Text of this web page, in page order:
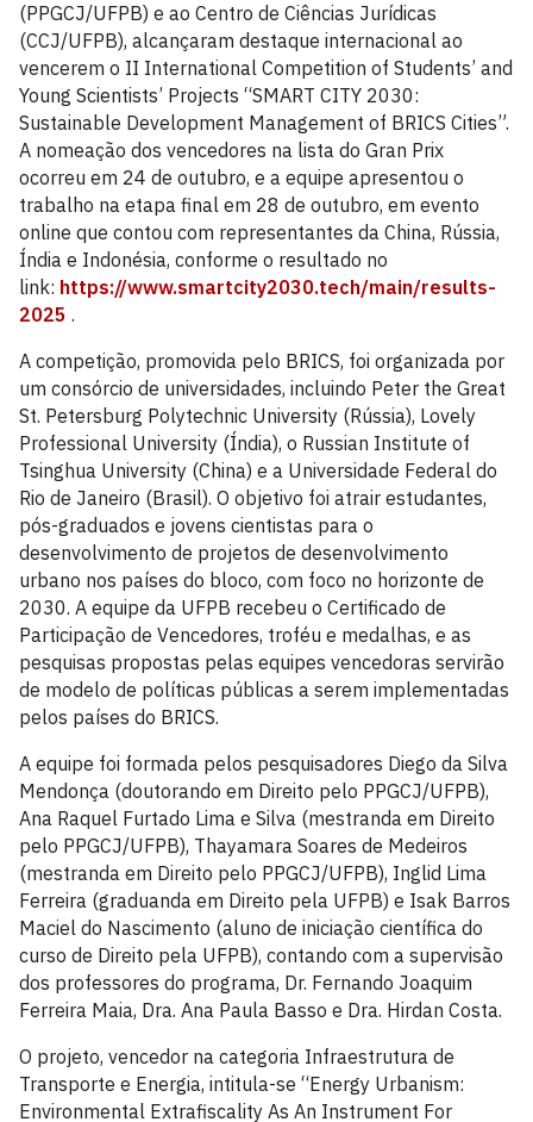
(PPGCJ/UFPB) e ao Centro de Ciências Jurídicas
(CCJ/UFPB), alcançaram destaque internacional ao
vencerem o II International Competition of Students’ and
Young Scientists’ Projects “SMART CITY 2030:
Sustainable Development Management of BRICS Cities”.
A nomeação dos vencedores na lista do Gran Prix
ocorreu em 24 de outubro, e a equipe apresentou o
trabalho na etapa final em 28 de outubro, em evento
online que contou com representantes da China, Rússia,
Índia e Indonésia, conforme o resultado no
link: https://www.smartcity2030.tech/main/results-
2025 .
A competição, promovida pelo BRICS, foi organizada por
um consórcio de universidades, incluindo Peter the Great
St. Petersburg Polytechnic University (Rússia), Lovely
Professional University (Índia), o Russian Institute of
Tsinghua University (China) e a Universidade Federal do
Rio de Janeiro (Brasil). O objetivo foi atrair estudantes,
pós-graduados e jovens cientistas para o
desenvolvimento de projetos de desenvolvimento
urbano nos países do bloco, com foco no horizonte de
2030. A equipe da UFPB recebeu o Certificado de
Participação de Vencedores, troféu e medalhas, e as
pesquisas propostas pelas equipes vencedoras servirão
de modelo de políticas públicas a serem implementadas
pelos países do BRICS.
A equipe foi formada pelos pesquisadores Diego da Silva
Mendonça (doutorando em Direito pelo PPGCJ/UFPB),
Ana Raquel Furtado Lima e Silva (mestranda em Direito
pelo PPGCJ/UFPB), Thayamara Soares de Medeiros
(mestranda em Direito pelo PPGCJ/UFPB), Inglid Lima
Ferreira (graduanda em Direito pela UFPB) e Isak Barros
Maciel do Nascimento (aluno de iniciação científica do
curso de Direito pela UFPB), contando com a supervisão
dos professores do programa, Dr. Fernando Joaquim
Ferreira Maia, Dra. Ana Paula Basso e Dra. Hirdan Costa.
O projeto, vencedor na categoria Infraestrutura de
Transporte e Energia, intitula-se “Energy Urbanism:
Environmental Extrafiscality As An Instrument For